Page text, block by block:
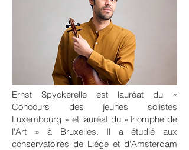
Ernst Spyckerelle est lauréat du «
Concours des jeunes solistes
Luxembourg » et lauréat du «Triomphe de
l'Art » à Bruxelles. Il a étudié aux
conservatoires de Liège et d'Amsterdam